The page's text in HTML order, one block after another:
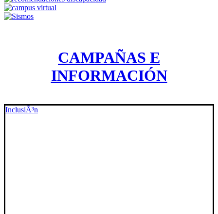
CAMPAÑAS E
INFORMACIÓN
InclusiÃ³n